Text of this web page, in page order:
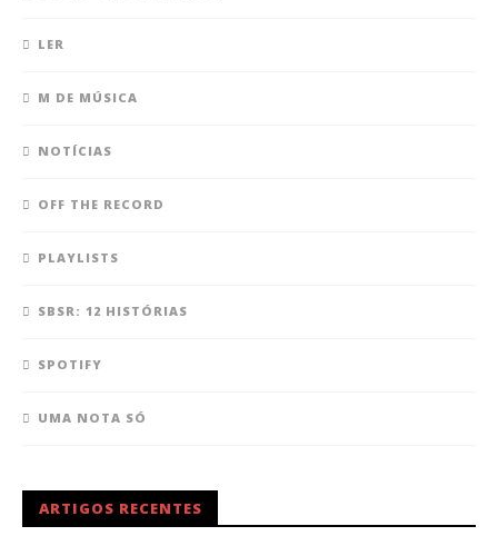
LER
M DE MÚSICA
NOTÍCIAS
OFF THE RECORD
PLAYLISTS
SBSR: 12 HISTÓRIAS
SPOTIFY
UMA NOTA SÓ
ARTIGOS RECENTES